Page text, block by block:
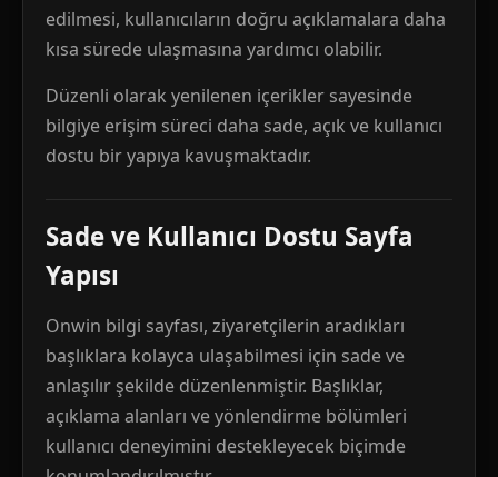
edilmesi, kullanıcıların doğru açıklamalara daha
kısa sürede ulaşmasına yardımcı olabilir.
Düzenli olarak yenilenen içerikler sayesinde
bilgiye erişim süreci daha sade, açık ve kullanıcı
dostu bir yapıya kavuşmaktadır.
Sade ve Kullanıcı Dostu Sayfa
Yapısı
Onwin bilgi sayfası, ziyaretçilerin aradıkları
başlıklara kolayca ulaşabilmesi için sade ve
anlaşılır şekilde düzenlenmiştir. Başlıklar,
açıklama alanları ve yönlendirme bölümleri
kullanıcı deneyimini destekleyecek biçimde